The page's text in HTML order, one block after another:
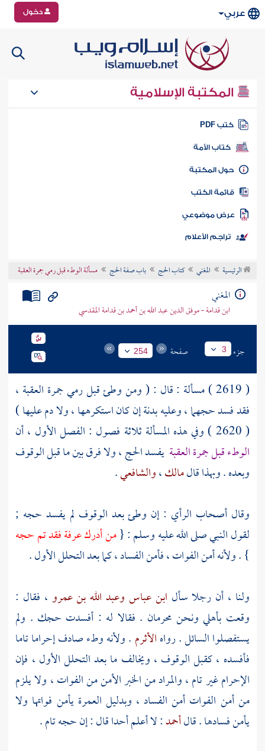
عربي دخول
المكتبة الإسلامية
كتب PDF
كتاب الأمة
المكتبة
الكتب
موضوعي
تراجم الأعلام
الرئيسية المغني كتاب الحج باب صفة الحج مسألة الوطء قبل رمي جمرة العقبة
المغني
ابن قدامة - موفق الدين عبد الله بن أحمد بن قدامة المقدسي
جزء 3 صفحة 254
( 2619 ) مسألة : قال : ( ومن وطئ قبل رمي جمرة العقبة ،
فقد فسد حجهما ، وعليه بدنة إن كان استكرهها ، ولا دم عليها )
( 2620 ) وفي هذه المسألة ثلاثة فصول : الفصل الأول ، أن
الوطء قبل جمرة العقبة يفسد الحج ، ولا فرق بين ما قبل الوقوف
وبعده . وبهذا قالمالك،والشافعي.
وقال أصحاب الرأي : إن وطئ بعد الوقوف لم يفسد حجه ;
لقول النبي صلى الله عليه وسلم : {من أدركعرفةفقد تم حجه
} . ولأنه أمن الفوات ، فأمن الفساد ، كما بعد التحلل الأول .
ولنا ، أن رجلا سأل ابن عباس وعبد الله بن عمرو ، فقال :
وقعت بأهلي ونحن محرمان . فقالا له : أفسدت حجك . ولم
يستفصلوا السائل . رواهالأثرم . ولأنه وطء صادف إحراما تاما
فأفسده ، كقبل الوقوف ، ويخالف ما بعد التحلل الأول ، فإن
الإحرام غير تام ، والمراد من الخبر الأمن من الفوات ، ولا يلزم
من أمن الفوات أمن الفساد ، وبدليل العمرة يأمن فواتها ولا
يأمن فسادها . قالأحمد: لا أعلم أحدا قال : إن حجه تام .